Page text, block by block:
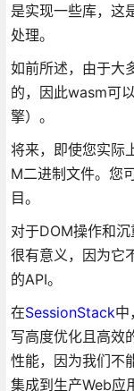
是实现一些库，这
处理。
如前所述，由于大
的，因此wasm可
擎）。
将来，即使您实际
M二进制文件。您
目。
对于DOM操作和
很有意义，因为它
的API。
在SessionStack中
写高度优化且高效
性能，因为我们不
集成到生产Web应